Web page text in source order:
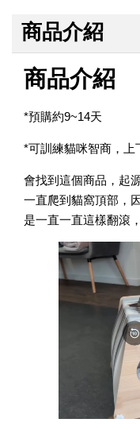
寵物除臭噴霧 貓
商品介紹
商品介紹
*預購約9~14天
*可訓練貓咪智商，上
會找到這個商品，起
一直爬到貓窩頂部，
是一直一直這樣翻滾